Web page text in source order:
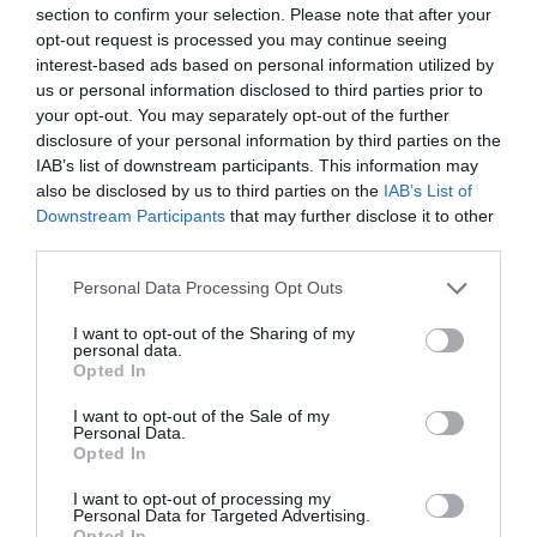
section to confirm your selection. Please note that after your
opt-out request is processed you may continue seeing
interest-based ads based on personal information utilized by
us or personal information disclosed to third parties prior to
your opt-out. You may separately opt-out of the further
disclosure of your personal information by third parties on the
IAB’s list of downstream participants. This information may
also be disclosed by us to third parties on the IAB’s List of
Downstream Participants that may further disclose it to other
Please note that this website/app uses one or more Google
not limited to your visit or usage behaviour. You may click to
grant or deny consent to Google and its third-party tags to
use your data for below specified purposes in below Google
consent section.
Personal Data Processing Opt Outs
I want to opt-out of the Sharing of my
personal data.
Opted In
I want to opt-out of the Sale of my
Personal Data.
Opted In
I want to opt-out of processing my
Personal Data for Targeted Advertising.
επαγγελματικά κέντρα, θα έχετε ό,τι χρειάζεστε για να
εργαστείτε και να ξεκουραστείτε. Ένας καθαρός, καλά
εξοπλισμένος χώρος που εξυπηρετεί τις ανάγκες ενός
πολυάσχολου επαγγελματία
Οικογένειες με Παιδιά
“Φιλικό Διαμέρισμα για Οικογένειες με Παιδότοπο και
Ασφαλείς Χώρους”
Σχεδιασμένο για οικογένειες, αυτό το άνετο διαμέρισμα
και εύκολη πρόσβαση σε οικογενειακές δραστηριότητες.
Απολαύστε το άνετο σαλόνι για βραδιές με επιτραπέζια
παιχνίδια και μια πλήρως εξοπλισμένη κουζίνα για να
και φιλικό περιβάλλον, ιδανικό για χαλαρωτικές διακοπές με τα
παιδιά!
Νεαρά Ζευγάρια
“Ρομαντικό Διαμέρισμα για Ζευγάρια, με Μπαλκόνι και
Το τέλειο μέρος για να αποδράσετε μαζί! Ένα άνετο
διαμέρισμα με ρομαντική διακόσμηση, θέα στην πόλη από το